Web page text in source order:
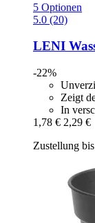
5 Optionen
5.0 (20)
LENI
-22%
Zeigt
In
1,78 € 2,29 €
Zustellung